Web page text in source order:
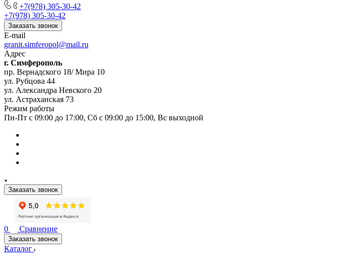
+7(978) 305-30-42
+7(978) 305-30-42
Заказать звонок
E-mail
granit.simferopol@mail.ru
Адрес
г. Симферополь
пр. Вернадского 18/ Мира 10
ул. Рубцова 44
ул. Александра Невского 20
ул. Астраханская 73
Режим работы
Пн-Пт с 09:00 до 17:00, Сб с 09:00 до 15:00, Вс выходной
Заказать звонок
0 Сравнение
Заказать звонок
Каталог